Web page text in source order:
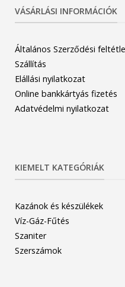
VÁSÁRLÁSI INFORMÁCIÓK
Általános Szerződési
Szállítás
Elállási nyilatkozat
Online bankkártyás fizetés
Adatvédelmi nyilatkozat
KIEMELT KATEGÓRIÁK
Kazánok és készülékek
Víz-Gáz-Fűtés
Szaniter
Szerszámok